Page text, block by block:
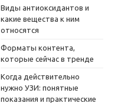
Виды антиоксидантов и
какие вещества к ним
относятся
Форматы контента,
которые сейчас в тренде
Когда действительно
нужно УЗИ: понятные
показания и практические